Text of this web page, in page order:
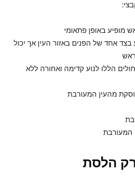
מופיע באופן פתאומי
אחד של הפנים באזור העין אך יכול
הללו לנוע קדימה ואחורה ללא
מהעין המעורבת
המעורבת
הלסת